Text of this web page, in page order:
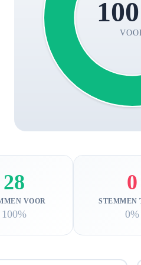
28
VOOR
100%
0
STEMMEN
0%